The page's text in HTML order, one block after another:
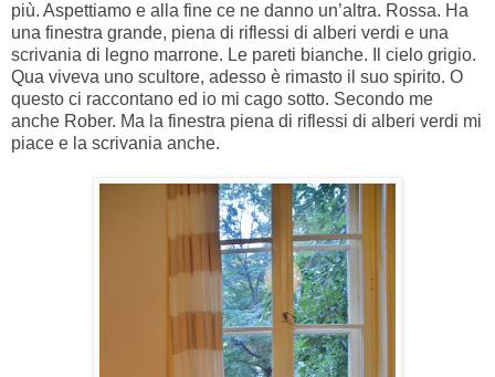
più. Aspettiamo e alla fine ce ne danno un’altra. Rossa. Ha
una finestra grande, piena di riflessi di alberi verdi e una
scrivania di legno marrone. Le pareti bianche. Il cielo grigio.
Qua viveva uno scultore, adesso è rimasto il suo spirito. O
questo ci raccontano ed io mi cago sotto. Secondo me
anche Rober. Ma la finestra piena di riflessi di alberi verdi mi
piace e la scrivania anche.